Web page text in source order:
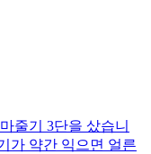
줄기 3단을 샀습니
가 약간 익으면 얼른